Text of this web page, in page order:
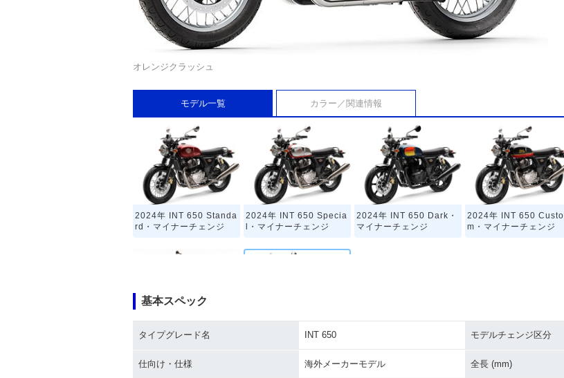
オレンジクラッシュ
モデル一覧 カラー／関連情報
2024年 INT 650 Standa
rd・マイナーチェンジ
2024年 INT 650 Specia
l・マイナーチェンジ
2024年 INT 650 Dark・
マイナーチェンジ
2024年 INT 650 Custo
m・マイナーチェンジ
2021年 INT 650 Custo
2019年 INT 650・新登
基本スペック
タイプグレード名 INT 650 モデルチェンジ区分
仕向け・仕様 海外メーカーモデル 全長 (mm)